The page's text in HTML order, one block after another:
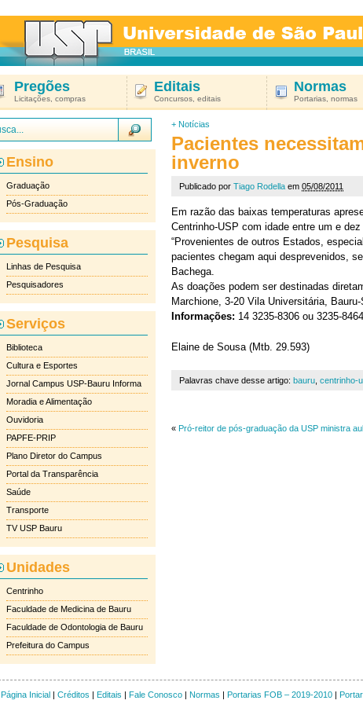
Pregões
Licitações, compras
Editais
Concursos, editais
Normas
Portarias, normas
Ensino
Graduação
Pós-Graduação
Pesquisa
Linhas de Pesquisa
Pesquisadores
Serviços
Biblioteca
Cultura e Esportes
Jornal Campus USP-Bauru Informa
Moradia e Alimentação
Ouvidoria
PAPFE-PRIP
Plano Diretor do Campus
Portal da Transparência
Saúde
Transporte
TV USP Bauru
Unidades
Centrinho
Faculdade de Medicina de Bauru
Faculdade de Odontologia de Bauru
Prefeitura do Campus
+ Notícias
Pacientes
inverno
Publicado por Tiago Rodella em 05/08/2011
Em razão das baixas temperaturas
Centrinho-USP com idade entre um e
“Provenientes de outros Estados,
pacientes chegam aqui desprevenidos,
Bachega.
As doações podem ser destinadas
Marchione, 3-20 Vila Universitária, Bauru-
Informações: 14 3235-8306 ou 3235-
Elaine de Sousa (Mtb. 29.593)
Palavras chave desse artigo: bauru centrinho-
« Pró-reitor de pós-graduação da USP ministra
Página Inicial| Créditos | Editais | Fale Conosco| Normas | Portarias FOB – 2019-2010|